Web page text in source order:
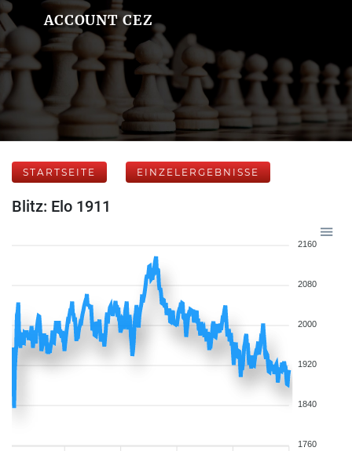
ACCOUNT CEZ
STARTSEITE EINZELERGEBNISSE
Blitz: Elo 1911
2160
2080
2000
1920
1840
1760